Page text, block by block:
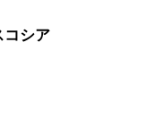
コシア